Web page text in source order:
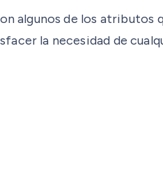
algunos de los atributos
la necesidad de